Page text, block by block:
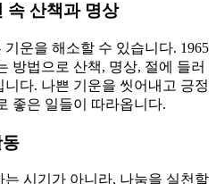
속 산책과 명상
운을 해소할 수 있습니다. 1965
방법으로 산책, 명상, 절에 들러
다. 나쁜 기운을 씻어내고 긍정
좋은 일들이 따라옵니다.
시기가 아니라, 나눔을 실천할